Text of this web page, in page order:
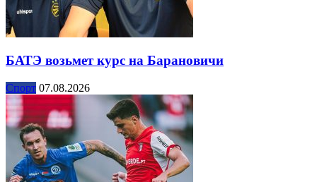
БАТЭ возьмет курс на Барановичи
Спорт 07.08.2026